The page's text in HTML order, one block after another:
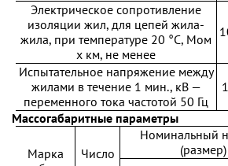
Электрическое сопротивление
изоляции жил, для цепей жила-
жила, при температуре 20 °С, Мом
х км, не менее
Испытательное напряжение между
жилами в течение 1 мин., кВ —
переменного тока частотой 50 Гц
Массогабаритные параметры
Марка
Число
Номинальный